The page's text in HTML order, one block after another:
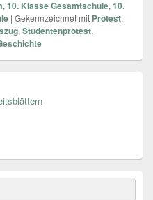
, 10. Klasse Gesamtschule, 10.
| Gekennzeichnet mit Protest,
, Studentenprotest,